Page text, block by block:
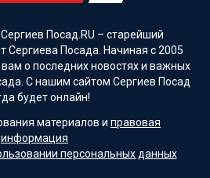
Посад.RU – старейший
Сергиева Посада. Начиная с 2005
о последних новостях и важных
С нашим сайтом Сергиев Посад
будет онлайн!
материалов и правовая
информация
персональных данных